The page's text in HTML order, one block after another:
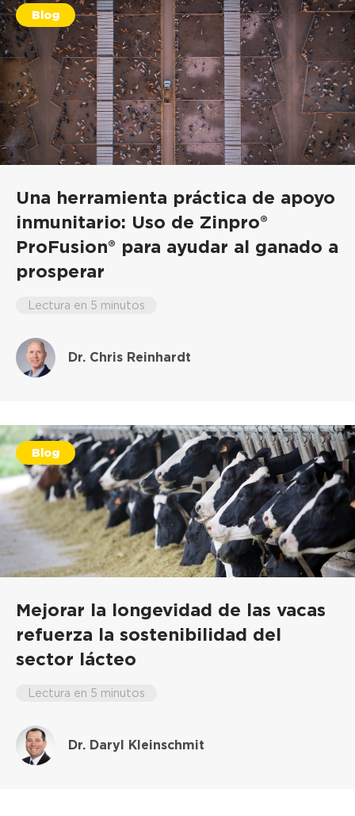
Blog
Una herramienta práctica de apoyo
inmunitario: Uso de Zinpro®
ProFusion® para ayudar al ganado a
prosperar
Lectura en 5 minutos
Dr. Chris Reinhardt
Blog
Mejorar la longevidad de las vacas
refuerza la sostenibilidad del
sector lácteo
Lectura en 5 minutos
Dr. Daryl Kleinschmit